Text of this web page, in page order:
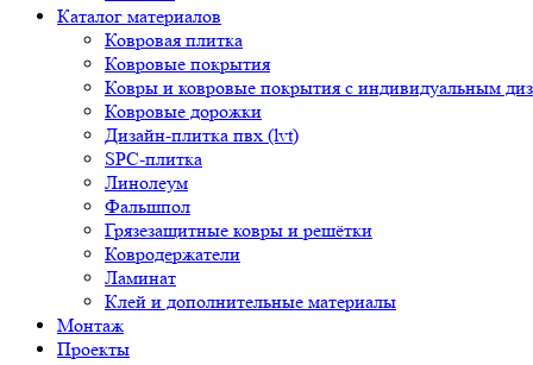
Каталог материалов
Ковровая плитка
Ковровые покрытия
Ковры и ковровые покрытия с индивидуальным
Ковровые дорожки
Дизайн-плитка пвх (lvt)
SPC-плитка
Линолеум
Фальшпол
Грязезащитные ковры и решётки
Ковродержатели
Ламинат
Клей и дополнительные материалы
Монтаж
Проекты